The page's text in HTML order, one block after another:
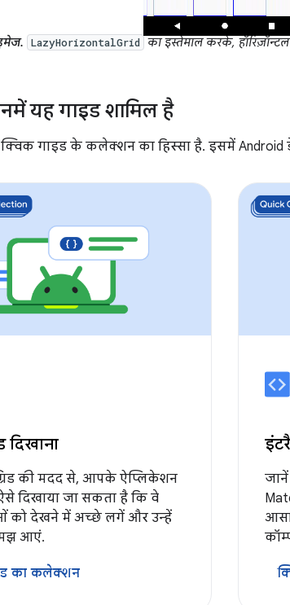
LazyHorizontalGrid का इस्तेमाल करके,
यह गाइड शामिल है
गाइड के कलेक्शन का हिस्सा है. इसमें Android
दिखाना
की मदद से, आपके ऐप्लिकेशन
दिखाया जा सकता है कि वे
को देखने में अच्छे लगें और उन्हें
आएं.
का कलेक्शन